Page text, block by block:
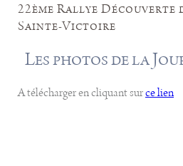
22ème Rallye Découverte
Sainte-Victoire
Les photos de la
A télécharger en cliquant surce lien